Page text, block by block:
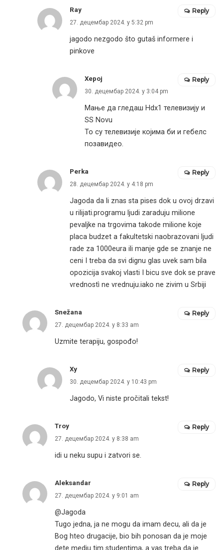
Ray
27. децембар 2024. у 5:32 pm
jagodo nezgodo što gutaš informere i
pinkove
Reply
Херој
30. децембар 2024. у 3:04 pm
Мање да гледаш Нdx1 телевизију и
SS Novu
То су телевизије којима би и гебелс
позавидео.
Reply
Perka
28. децембар 2024. у 4:18 pm
Jagoda da li znas sta pises dok u ovoj drzavi
u rilijati.programu ljudi zaraduju milione
pevaljke na trgovima takode milione koje
placa budzet a fakultetski naobrazovani ljudi
rade za 1000eura ili manje gde se znanje ne
ceni I treba da svi dignu glas uvek sam bila
opozicija svakoj vlasti I bicu sve dok se prave
vrednostì ne vrednuju.iako ne zivim u Srbiji
Reply
Snežana
27. децембар 2024. у 8:33 am
Uzmite terapiju, gospođo!
Reply
Xy
30. децембар 2024. у 10:43 pm
Jagodo, Vi niste pročitali tekst!
Reply
Troy
27. децембар 2024. у 8:38 am
idi u neku supu i zatvori se.
Reply
Aleksandar
27. децембар 2024. у 9:01 am
@Jagoda
Tugo jedna, ja ne mogu da imam decu, ali da je
Bog hteo drugacije, bio bih ponosan da je moje
dete medju tim studentima, a vas treba da je
Reply